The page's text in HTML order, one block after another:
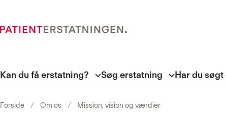
Kan du få erstatning? Søg erstatning Har du
Forside Om os Mission, vision og værdier